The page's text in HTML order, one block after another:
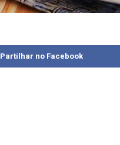
Partilhar no Facebook